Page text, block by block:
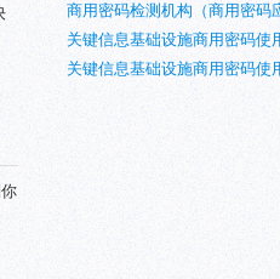
商用密码检测机构（商用密码
业务）目录(最新)
关键信息基础设施商用密码使
关键信息基础设施商用密码使